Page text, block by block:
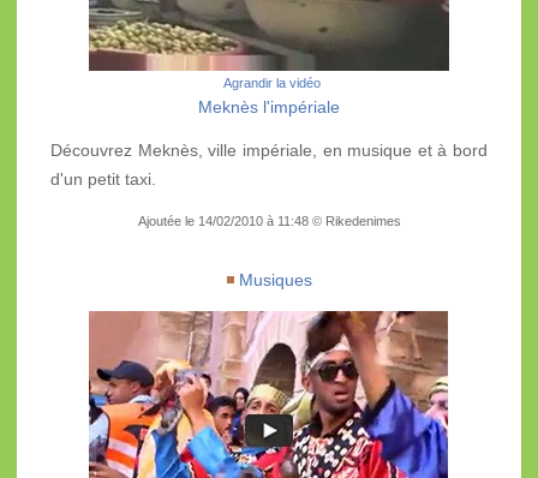
Agrandir la vidéo
Meknès l'impériale
Découvrez Meknès, ville impériale, en musique et à bord
d'un petit taxi.
Ajoutée le 14/02/2010 à 11:48 © Rikedenimes
Musiques